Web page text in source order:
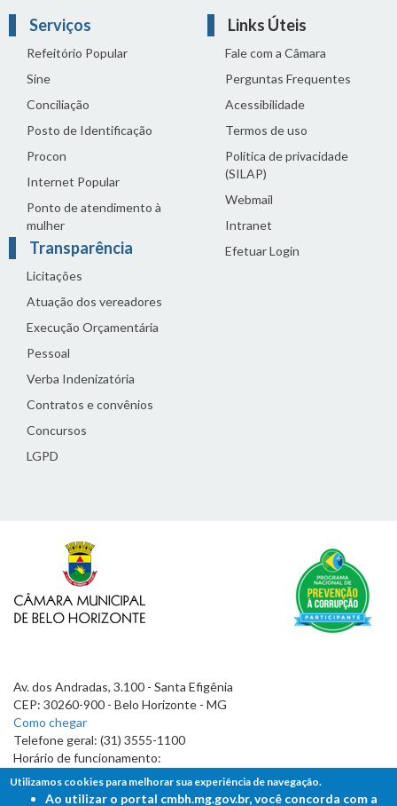
Serviços
Refeitório Popular
Sine
Conciliação
Posto de Identificação
Procon
Internet Popular
Ponto de atendimento à
mulher
Transparência
Licitações
Atuação dos vereadores
Execução Orçamentária
Pessoal
Verba Indenizatória
Contratos e convênios
Concursos
LGPD
Links Úteis
Fale com a Câmara
Perguntas Frequentes
Acessibilidade
Termos de uso
Política de privacidade
(SILAP)
Webmail
Intranet
Efetuar Login
Av. dos Andradas, 3.100 - Santa Efigênia
CEP: 30260-900 - Belo Horizonte - MG
Como chegar
Telefone geral: (31) 3555-1100
Horário de funcionamento:
7h às 19h
Utilizamos cookies para melhorar sua experiência de navegação.
Ao utilizar o portal cmbh.mg.gov.br, você concorda com a